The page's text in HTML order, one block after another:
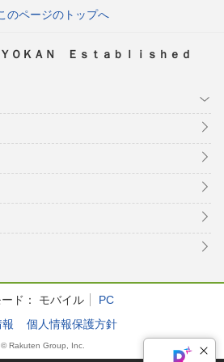
のページのトップへ
ＯＫＡＮ Ｅｓｔａｂｌｉｓｈｅｄ
ド： モバイル
PC
個人情報保護方針
© Rakuten Group, Inc.